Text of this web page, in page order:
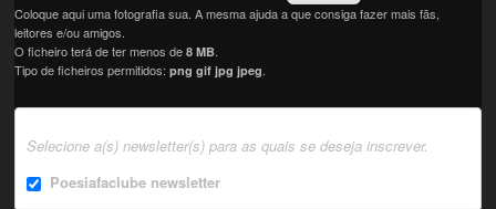
Coloque aqui uma fotografia sua. A mesma ajuda a que consiga fazer mais fãs,
leitores e/ou amigos.
O ficheiro terá de ter menos de8 MB
Tipo de ficheiros permitidos:png gif jpg jpeg
Selecione a(s) newsletter(s) para as quais se deseja inscrever.
Poesiafaclube newsletter